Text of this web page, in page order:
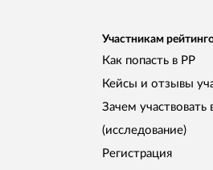
Участникам
Как попасть в РР
Кейсы и отзывы
Зачем участвовать
(исследование)
Регистрация